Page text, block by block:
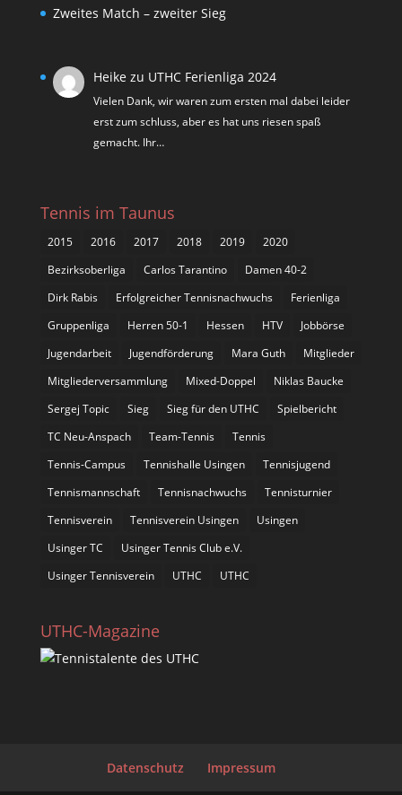
Zweites Match – zweiter Sieg
Heike zu UTHC Ferienliga 2024
Vielen Dank, wir waren zum ersten mal dabei leider
erst zum schluss, aber es hat uns riesen spaß
gemacht. Ihr…
Tennis im Taunus
2015 2016 2017 2018 2019
2020
Bezirksoberliga
Carlos Tarantino
Damen 40-2
Dirk Rabis
Erfolgreicher Tennisnachwuchs
Ferienliga
Gruppenliga
Herren 50-1 Hessen HTV
Jobbörse
Jugendarbeit
Jugendförderung Mara Guth
Mitglieder
Mitgliederversammlung
Mixed-Doppel
Niklas Baucke
Sergej Topic
Sieg Sieg für den UTHC
Spielbericht
TC Neu-Anspach
Team-Tennis
Tennis
Tennis-Campus
Tennishalle Usingen
Tennisjugend
Tennismannschaft
Tennisnachwuchs
Tennisturnier
Tennisverein
Tennisverein Usingen
Usingen
Usinger TC
Usinger Tennis Club e.V.
Usinger Tennisverein
UTHC UTHC
UTHC-Magazine
Datenschutz Impressum